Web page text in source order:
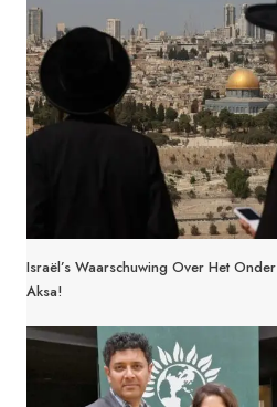
Israël’s Waarschuwing Over Het
Aksa!